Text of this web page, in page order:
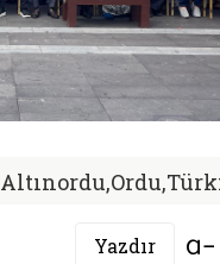
Yazdır